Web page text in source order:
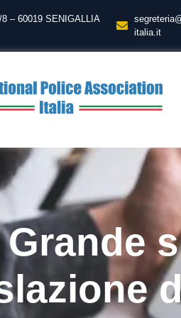
– 60019 SENIGALLIA
italia.it
Grande